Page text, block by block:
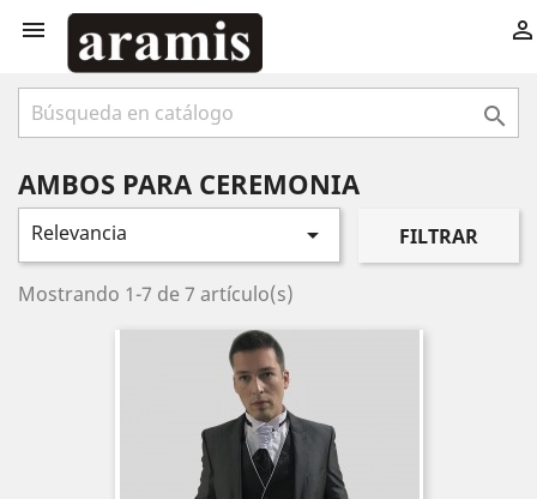
 

AMBOS PARA CEREMONIA
Relevancia  FILTRAR
Mostrando 1-7 de 7 artículo(s)